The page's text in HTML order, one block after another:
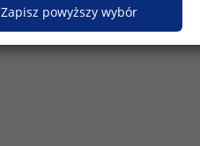
Zapisz powyższy wybór